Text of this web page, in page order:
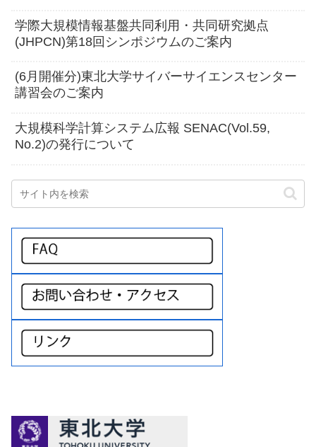
学際大規模情報基盤共同利用・共同研究拠点
(JHPCN)第18回シンポジウムのご案内
(6月開催分)東北大学サイバーサイエンスセンター
講習会のご案内
大規模科学計算システム広報 SENAC(Vol.59,
No.2)の発行について